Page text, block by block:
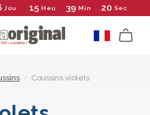
Jou 15 Heu 39 Min 20 Sec
/ Coussins violets